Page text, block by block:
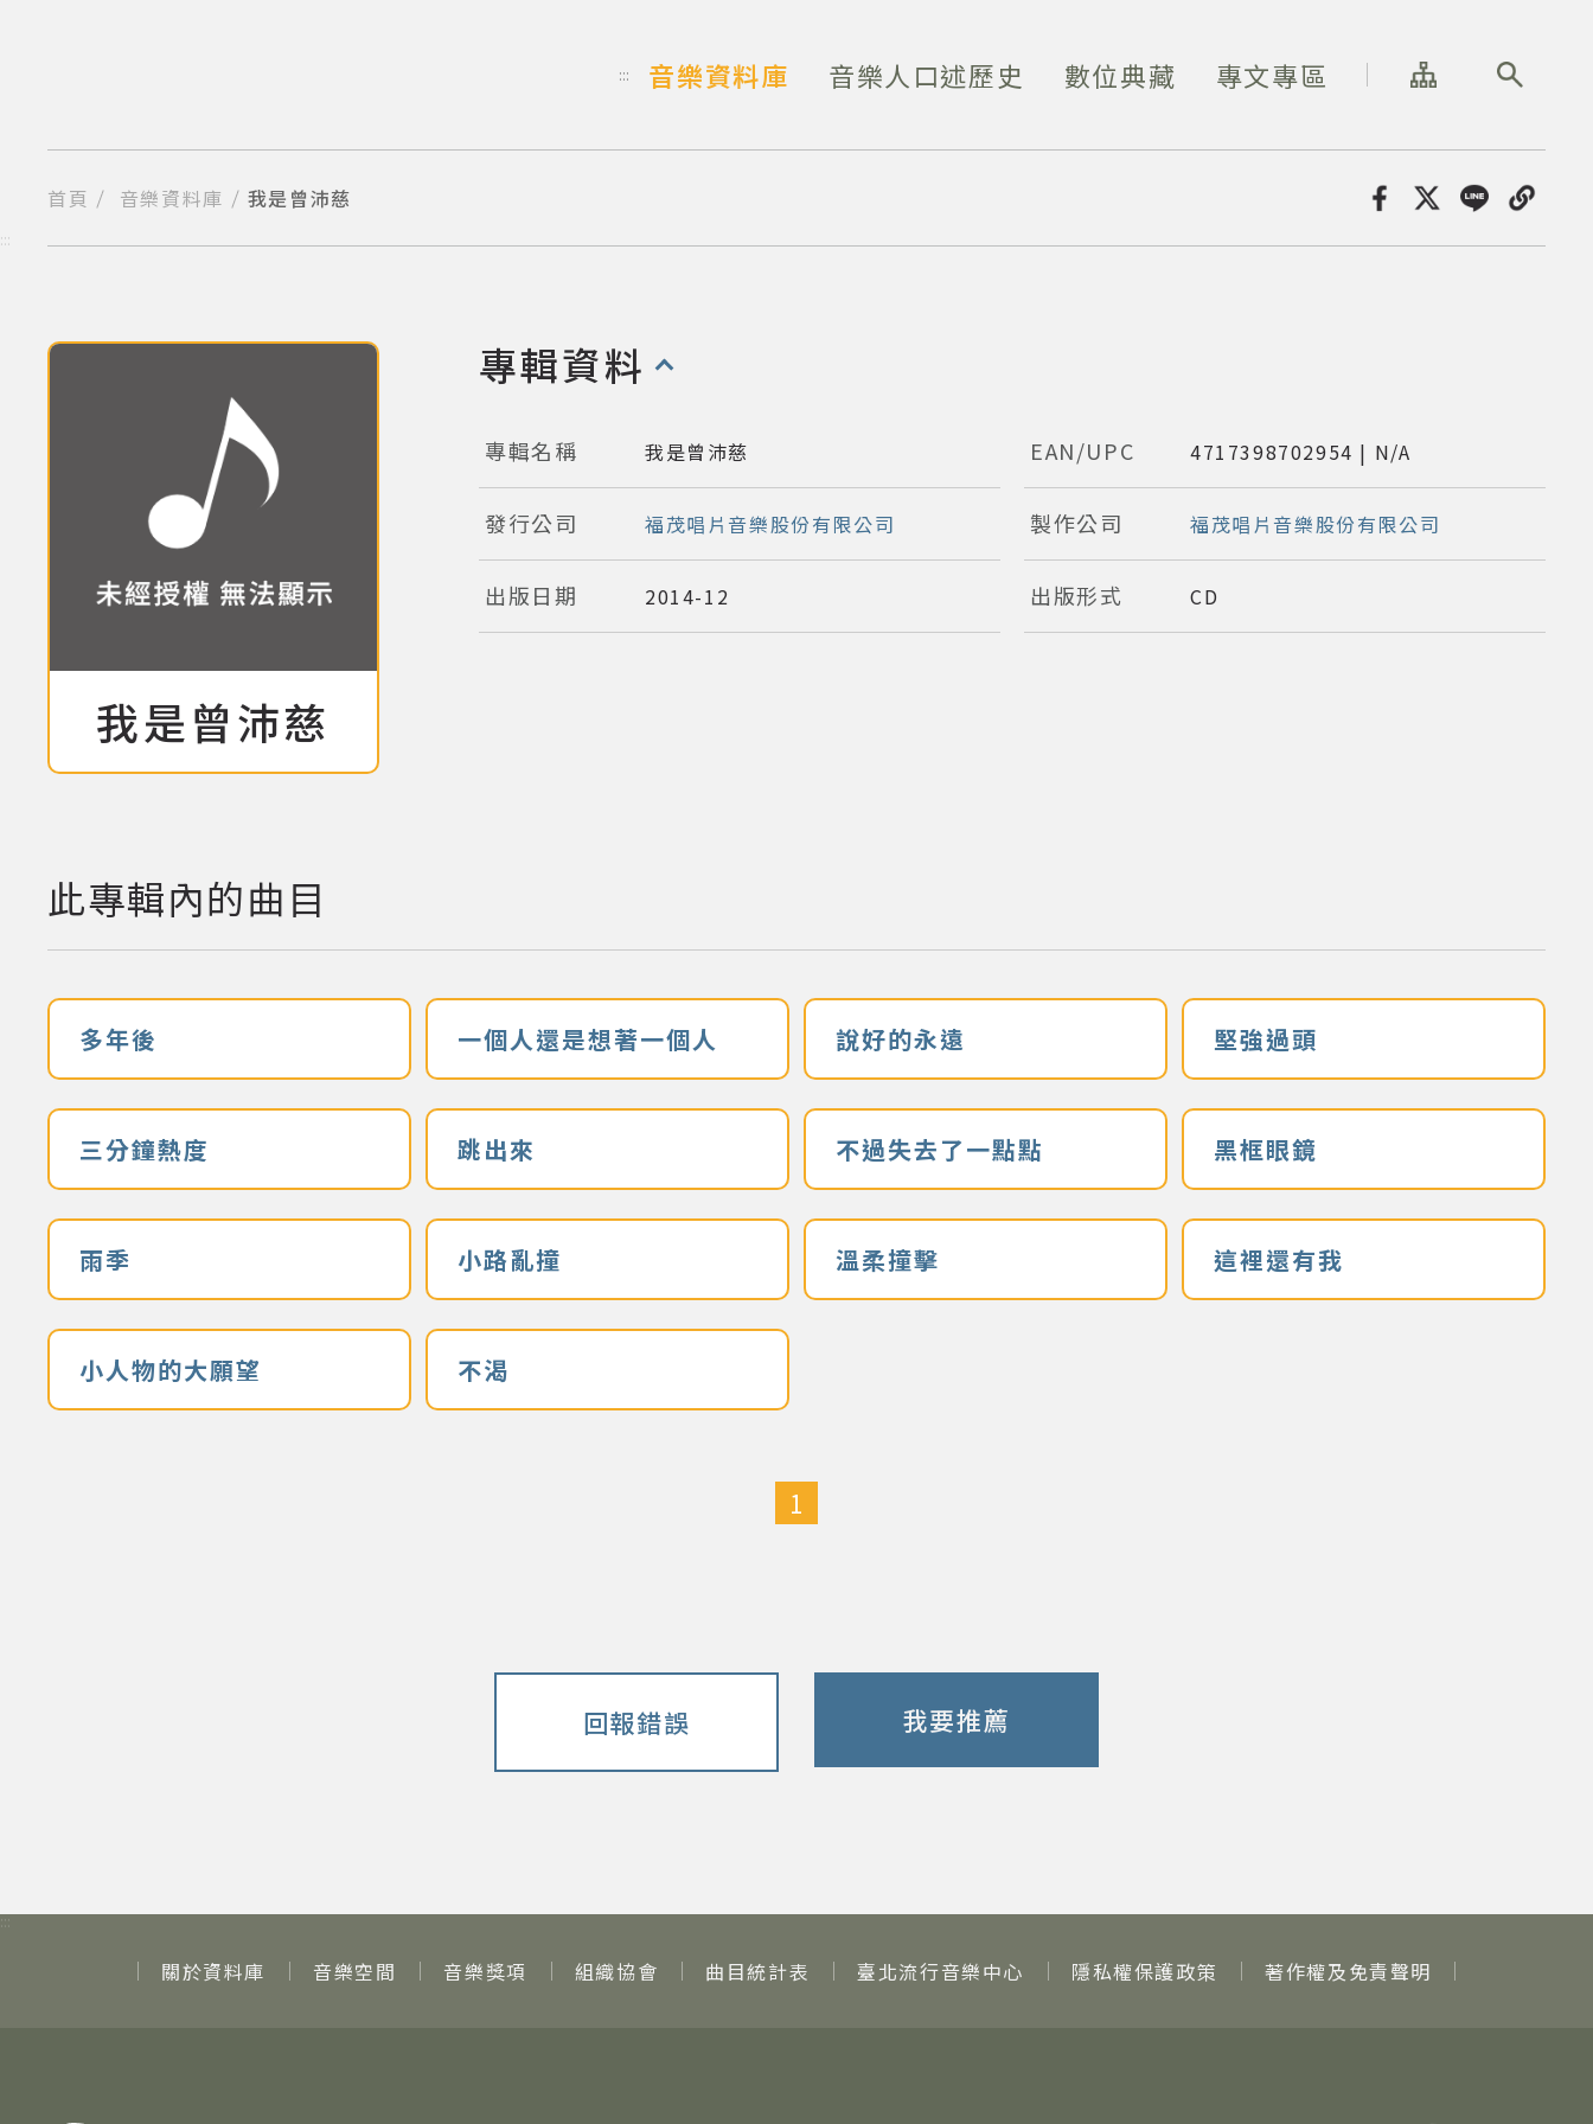
::: 音樂資料庫 音樂人口述歷史 數位典藏 專文專區
首頁 音樂資料庫 我是曾沛慈
分享到我的Facebook
分享到我的Twitter
分享到Line
複製網址
:::
專輯:
我是曾沛慈
專輯資料
(點擊開啟/收合以下內容)
專輯名稱 我是曾沛慈 EAN/UPC 4717398702954 | N/A
發行公司 福茂唱片音樂股份有限公司 製作公司 福茂唱片音樂股份有限公司
出版日期 2014-12 出版形式 CD
此專輯內的曲目
多年後 一個人還是想著一個人 說好的永遠 堅強過頭
三分鐘熱度 跳出來 不過失去了一點點 黑框眼鏡
雨季 小路亂撞 溫柔撞擊 這裡還有我
小人物的大願望 不渴
1
回報錯誤 我要推薦
:::
關於資料庫 音樂空間 音樂獎項 組織協會 曲目統計表 臺北流行音樂中心 隱私權保護政策 著作權及免責聲明